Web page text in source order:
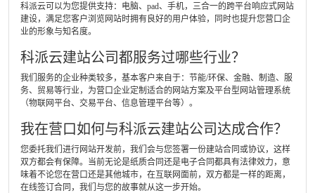
科派云可以为您提供支持：电脑、pad、手机，三合一的跨平台响应式网站
建设，满足您客户浏览网站时拥有良好的用户体验，同时也提升您营口企
业的形象与知名度。
科派云建站公司都服务过哪些行业？
我们服务的企业种类较多，基本客户来自于：节能/环保、金融、制造、服
务、贸易等行业，为营口企业定制适合的网站方案及平台型网站管理系统
（物联网平台、交易平台、信息管理平台等）。
我在营口如何与科派云建站公司达成合作？
您委托我们进行网站开发前，我们会与您签署一份建站合同或协议，这样
双方都会有保障。当前无论是纸质合同还是电子合同都具有法律效力，意
味着不论您在营口还是其他城市，在互联网面前，双方都是一样的距离，
在线签订合同，我们与您的故事就从这一步开始。